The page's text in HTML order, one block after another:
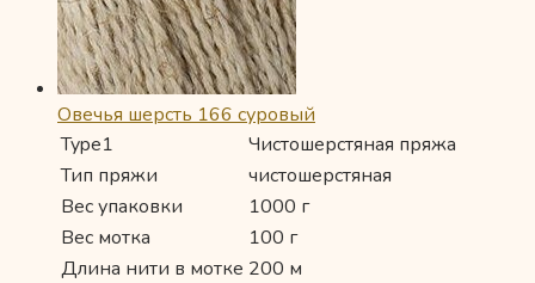
Овечья шерсть 166 суровый
Type1
Чистошерстяная пряжа
Тип пряжи
чистошерстяная
Вес упаковки
1000 г
Вес мотка
100 г
Длина нити в мотке 200 м